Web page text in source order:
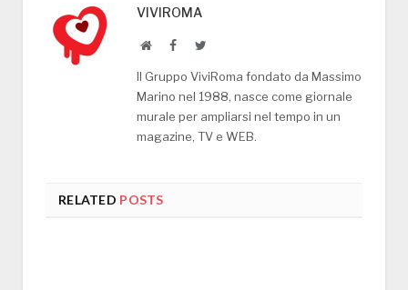
VIVIROMA
WebsiteFacebookTwitter
Il Gruppo ViviRoma fondato da Massimo
Marino nel 1988, nasce come giornale
murale per ampliarsi nel tempo in un
magazine, TV e WEB.
RELATED POSTS